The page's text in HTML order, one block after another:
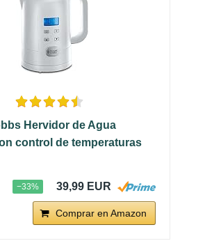
Hervidor de Agua
control de temperaturas
−33% 39,99 EUR
Comprar en Amazon